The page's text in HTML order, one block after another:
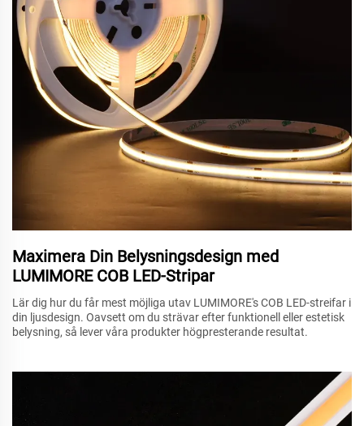
Maximera Din Belysningsdesign med
LUMIMORE COB LED-Stripar
Lär dig hur du får mest möjliga utav LUMIMORE's COB LED-streifar i
din ljusdesign. Oavsett om du strävar efter funktionell eller estetisk
belysning, så lever våra produkter högpresterande resultat.